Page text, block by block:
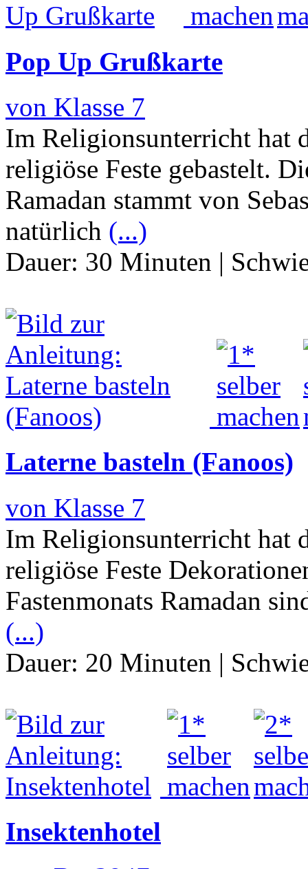
Pop Up Grußkarte
von Klasse 7
Im Religionsunterricht hat
religiöse Feste gebastelt.
Ramadan stammt von
natürlich (...)
Dauer: 30 Minuten |
Laterne basteln (Fanoos)
von Klasse 7
Im Religionsunterricht hat
religiöse Feste
Fastenmonats Ramadan
(...)
Dauer: 20 Minuten |
Insektenhotel